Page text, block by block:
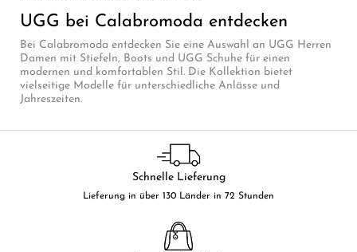
UGG bei Calabromoda entdecken
Bei Calabromoda entdecken Sie eine Auswahl an UGG Herren
Damen mit Stiefeln, Boots und UGG Schuhe für einen
modernen und komfortablen Stil. Die Kollektion bietet
vielseitige Modelle für unterschiedliche Anlässe und
Jahreszeiten.
Schnelle Lieferung
Lieferung in über 130 Länder in 72 Stunden